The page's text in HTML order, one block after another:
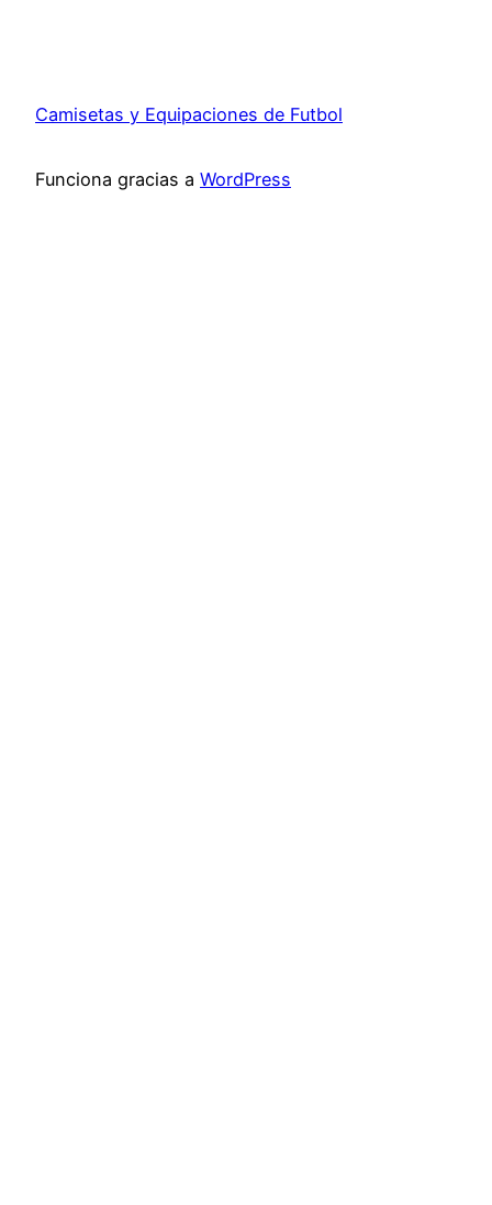
Camisetas y Equipaciones de Futbol
Funciona gracias a WordPress